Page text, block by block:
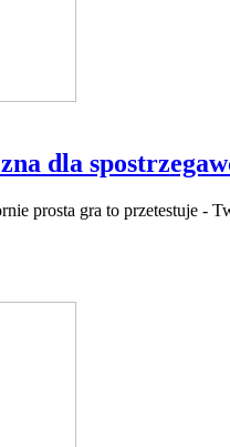
dla
prosta gra to przetestuje -